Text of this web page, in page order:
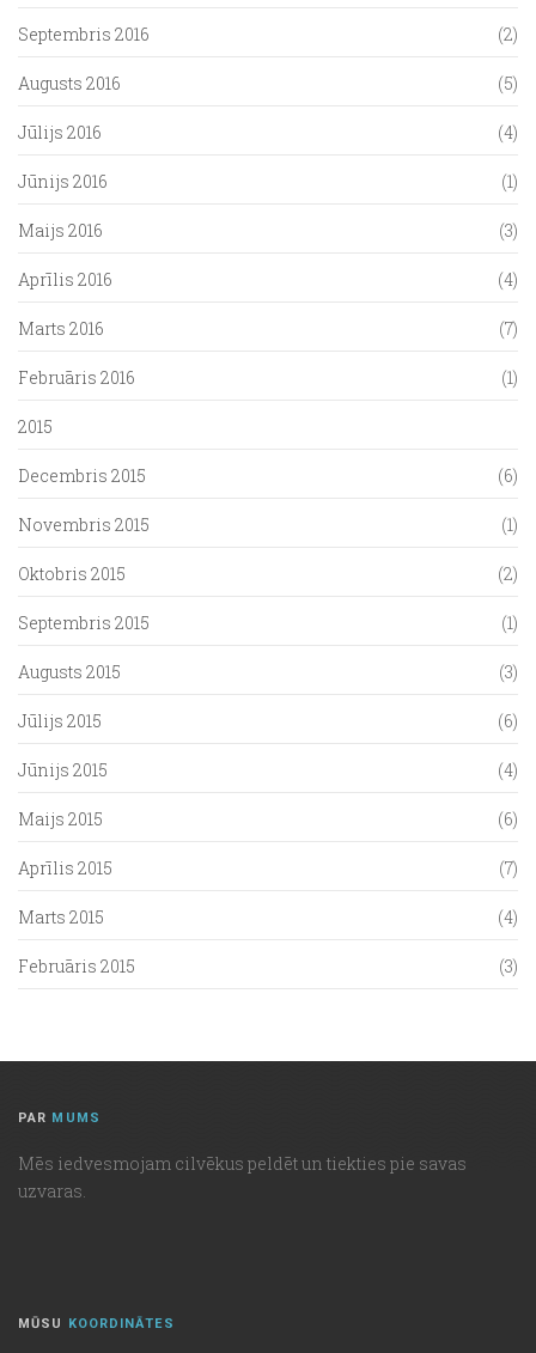
Septembris 2016 (2)
Augusts 2016 (5)
Jūlijs 2016 (4)
Jūnijs 2016 (1)
Maijs 2016 (3)
Aprīlis 2016 (4)
Marts 2016 (7)
Februāris 2016 (1)
2015
Decembris 2015 (6)
Novembris 2015 (1)
Oktobris 2015 (2)
Septembris 2015 (1)
Augusts 2015 (3)
Jūlijs 2015 (6)
Jūnijs 2015 (4)
Maijs 2015 (6)
Aprīlis 2015 (7)
Marts 2015 (4)
Februāris 2015 (3)
PAR MUMS
Mēs iedvesmojam cilvēkus peldēt un tiekties pie savas
uzvaras.
MŪSU KOORDINĀTES